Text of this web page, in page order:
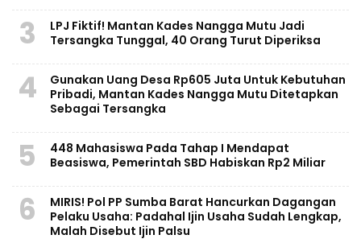
3
LPJ Fiktif! Mantan Kades Nangga Mutu Jadi
Tersangka Tunggal, 40 Orang Turut Diperiksa
4
Gunakan Uang Desa Rp605 Juta Untuk Kebutuhan
Pribadi, Mantan Kades Nangga Mutu Ditetapkan
Sebagai Tersangka
5
448 Mahasiswa Pada Tahap I Mendapat
Beasiswa, Pemerintah SBD Habiskan Rp2 Miliar
6
MIRIS! Pol PP Sumba Barat Hancurkan Dagangan
Pelaku Usaha: Padahal Ijin Usaha Sudah Lengkap,
Malah Disebut Ijin Palsu